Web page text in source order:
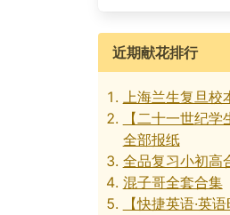
近期献花排行
上海兰生复旦校
【二十一世纪
全部报纸
全品复习小初高
混子哥全套合集
【快捷英语·英